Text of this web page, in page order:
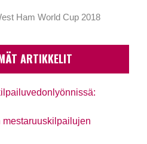
Ham World Cup 2018
ARTIKKELIT
mestaruuskilpailujen